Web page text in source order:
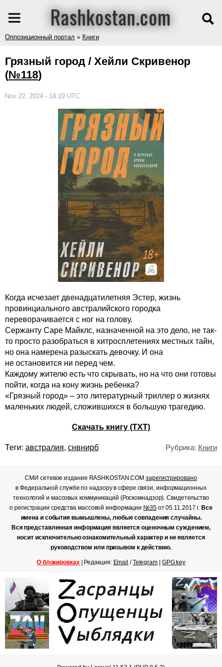
Rashkostan.com
Оппозиционный портал » Книги
Грязный город / Хейли Скривенор
(№118)
Nov 22, 2024 - 14:19 UTC
Когда исчезает двенадцатилетняя Эстер, жизнь
провинциального австралийского городка
переворачивается с ног на голову.
Сержанту Саре Майклс, назначенной на это дело, не так-
то просто разобраться в хитросплетениях местных тайн,
но она намерена разыскать девочку. И она
не остановится ни перед чем.
Каждому жителю есть что скрывать, но на что они готовы
пойти, когда на кону жизнь ребенка?
«Грязный город» – это литературный триллер о жизнях
маленьких людей, сложившихся в большую трагедию.
Скачать книгу (TXT)
Теги: австралия, снвнирб Рубрика: Книги
СМИ сетевое издание RASHKOSTAN.COMзарегистрировано
в Федеральной службе по надзору в сфере связи, информационных
технологий и массовых коммуникаций (Роскомнадзор). Свидетельство
о регистрации средства массовой информации №35от 05.11.2017 г. Все
имена и события вымышлены, любые совпадения случайны.
Вся представленная информация является оценочным суждением,
носит исключительно ознакомительный характер и не является
руководством или призывом к действию.
О блокировках| Редакция: Email /Telegram| GPG key